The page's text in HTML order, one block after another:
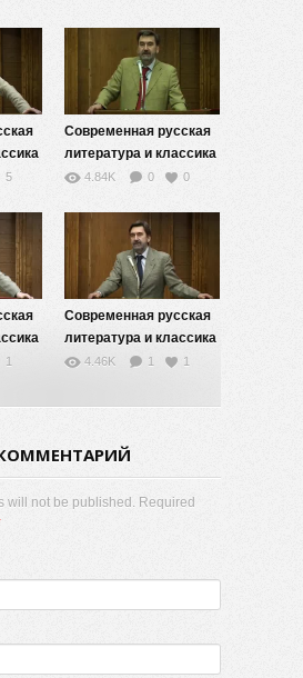
реализм) — 12
5
Современная русская
литература и классика
XX века (модернизм,
реализм) — 10
4.84K 0 0
1
Современная русская
литература и классика
XX века (модернизм,
реализм) — 8
4.46K 1 1
will not be published. Required